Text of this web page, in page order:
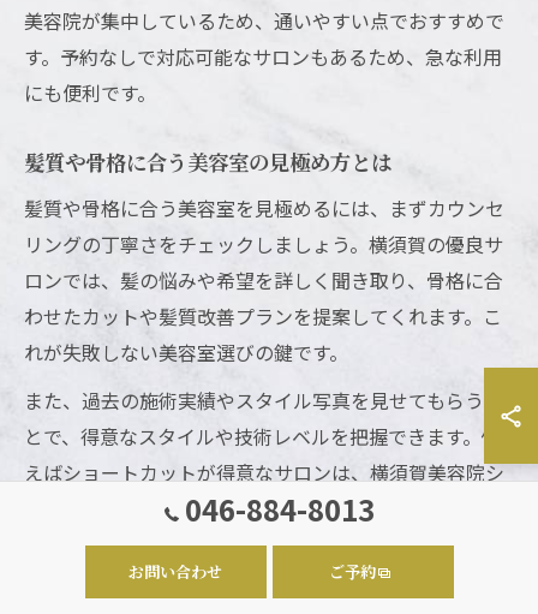
美容院が集中しているため、通いやすい点でおすすめで
す。予約なしで対応可能なサロンもあるため、急な利用
にも便利です。
髪質や骨格に合う美容室の見極め方とは
髪質や骨格に合う美容室を見極めるには、まずカウンセ
リングの丁寧さをチェックしましょう。横須賀の優良サ
ロンでは、髪の悩みや希望を詳しく聞き取り、骨格に合
わせたカットや髪質改善プランを提案してくれます。こ
れが失敗しない美容室選びの鍵です。
また、過去の施術実績やスタイル写真を見せてもらうこ
とで、得意なスタイルや技術レベルを把握できます。例
えばショートカットが得意なサロンは、横須賀美容院シ
ョートカットの検索で多くヒットするため、専門性が高
い証拠となります。
046-884-8013
お問い合わせ ご予約